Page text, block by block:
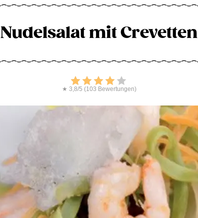
Nudelsalat mit Crevetten
Bewerten
★ 3,8/5 (103 Bewertungen)